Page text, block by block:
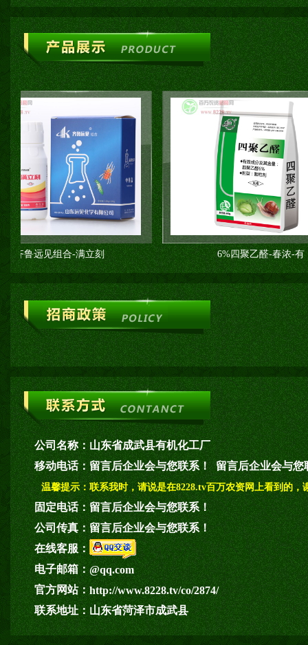
见组合-满立刻 6%四聚乙醛-春浓-有
公司名称：山东省成武县有机化工厂
移动电话：留言后企业会与您联系！ 留言后企业会与您
温馨提示： 联系我时，请说是在8228.tv百万农资网上看到的，
固定电话：留言后企业会与您联系！
公司传真：留言后企业会与您联系！
在线客服：
电子邮箱：@qq.com
官方网站：http://www.8228.tv/co/2874/
联系地址：山东省菏泽市成武县